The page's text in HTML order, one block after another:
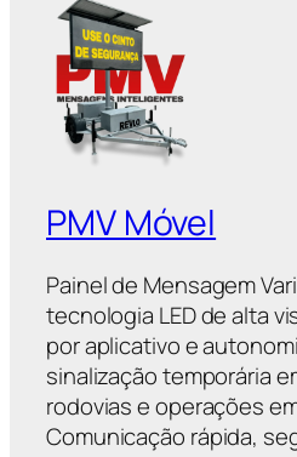
PMV Móvel
Painel de Mensagem
tecnologia LED de alta
por aplicativo e
sinalização temporária
rodovias e operações
Comunicação rápida,